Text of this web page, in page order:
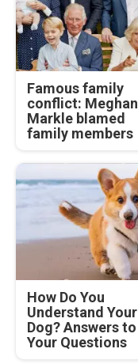
Famous family
conflict: Meghan
Markle blamed
family members
How Do You
Understand Your
Dog? Answers to
Your Questions